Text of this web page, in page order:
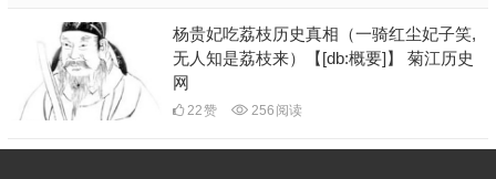
杨贵妃吃荔枝历史真相（一骑红尘妃子笑,
无人知是荔枝来）【[db:概要]】 菊江历史
网
22赞 256 阅读